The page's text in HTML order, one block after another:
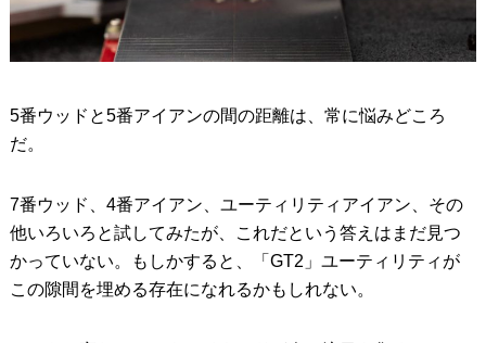
5番ウッドと5番アイアンの間の距離は、常に悩みどころ
だ。
7番ウッド、4番アイアン、ユーティリティアイアン、その
他いろいろと試してみたが、これだという答えはまだ見つ
かっていない。もしかすると、「GT2」ユーティリティが
この隙間を埋める存在になれるかもしれない。